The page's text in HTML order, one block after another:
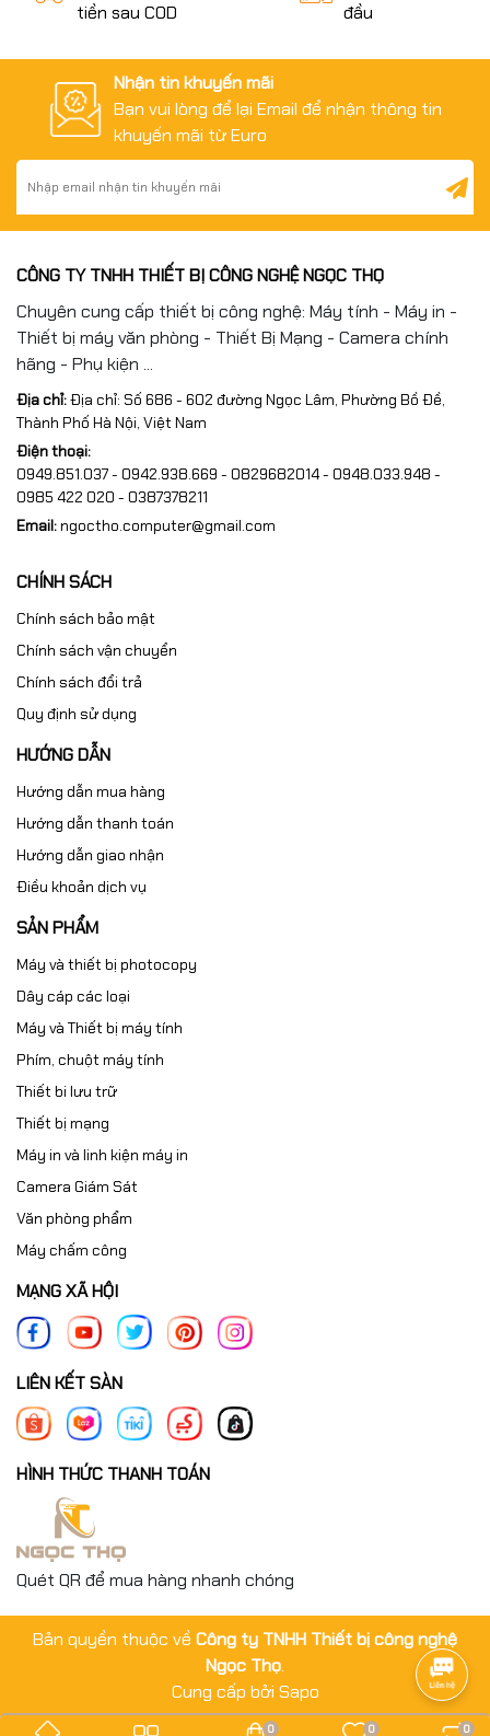
tiền sau COD
đầu
Nhận tin khuyến mãi
Bạn vui lòng để lại Email để nhận thông tin
khuyến mãi từ Euro
CÔNG TY TNHH THIẾT BỊ CÔNG NGHỆ NGỌC THỌ
Chuyên cung cấp thiết bị công nghệ: Máy tính - Máy in -
Thiết bị máy văn phòng - Thiết Bị Mạng - Camera chính
hãng - Phụ kiện ...
Địa chỉ:Địa chỉ: Số 686 - 602 đường Ngọc Lâm, Phường Bồ Đề,
Thành Phố Hà Nội, Việt Nam
Điện thoại:
0949.851.037 - 0942.938.669 - 0829682014 - 0948.033.948 -
0985 422 020 - 0387378211
Email:ngoctho.computer@gmail.com
CHÍNH SÁCH
Chính sách bảo mật
Chính sách vận chuyển
Chính sách đổi trả
Quy định sử dụng
HƯỚNG DẪN
Hướng dẫn mua hàng
Hướng dẫn thanh toán
Hướng dẫn giao nhận
Điều khoản dịch vụ
SẢN PHẨM
Máy và thiết bị photocopy
Dây cáp các loại
Máy và Thiết bị máy tính
Phím, chuột máy tính
Thiết bi lưu trữ
Thiết bị mạng
Máy in và linh kiện máy in
Camera Giám Sát
Văn phòng phẩm
Máy chấm công
MẠNG XÃ HỘI
LIÊN KẾT SÀN
HÌNH THỨC THANH TOÁN
Quét QR để mua hàng nhanh chóng
Bản quyền thuộc về Công ty TNHH Thiết bị công nghệ
Ngọc Thọ.
Cung cấp bởi Sapo
0 0 0